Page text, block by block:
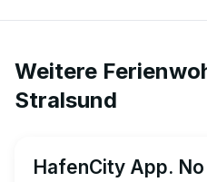
Weitere
Stralsund
HafenCity App.